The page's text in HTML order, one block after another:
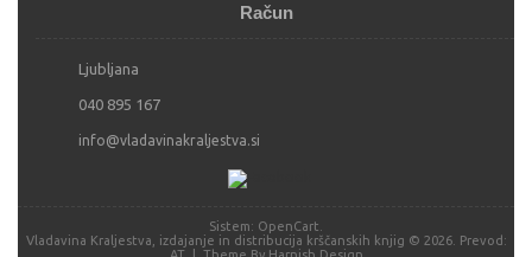
Račun
Ljubljana
040 895 167
info@vladavinakraljestva.si
Sistem: OpenCart
Vladavina Kraljestva, izdajanje in distribucija krščanskih knjig © 2026. Prevod: